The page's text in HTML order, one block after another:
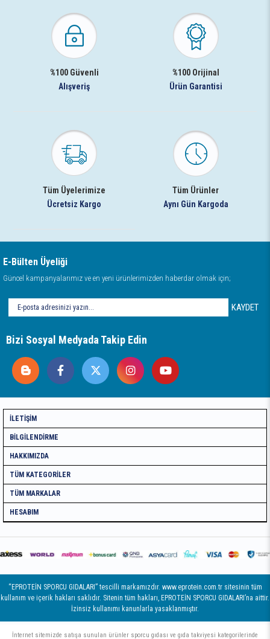
%100 Güvenli
Alışveriş
%100 Orijinal
Ürün Garantisi
Tüm Üyelerimize
Ücretsiz Kargo
Tüm Ürünler
Aynı Gün Kargoda
E-Bülten Üyeliği
Güncel kampanyalarımız ve en yeni ürünlerimizden haberdar olmak için;
KAYDET
Bizi Sosyal Medyada Takip Edin
İLETIŞIM
BILGILENDIRME
HAKKIMIZDA
TÜM KATEGORILER
TÜM MARKALAR
HESABIM
“EPROTEİN SPORCU GIDALARI” tescilli markamızdır. www.eprotein.com.tr sitesinin tüm
kullanım ve içerik hakları saklıdır. Sitenin tüm hakları, EPROTEİN SPORCU GIDALARI’na aittir.
İzinsiz kullanımı kanunlarla yasaklanmıştır.
İnternet sitemizde satışa sunulan ürünler sporcu gıdası ve gıda takviyesi kategorilerinde